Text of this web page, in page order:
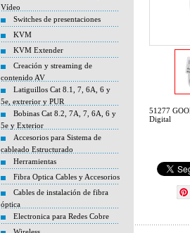
Vídeo
Switches de presentaciones
KVM
KVM Extender
Creación y streaming de
contenido AV
Latiguillos Cat 8.1, 7, 6A, 6 y
5e, extrerior y PUR
Bobinas Cat 8.2, 7A, 7, 6A, 6 y
5e y Exterior
Accesorios para Sistema de
cableado Estructurado
Herramientas
Fibra Optica Cables y Accesorios
Cables de instalación de fibra
óptica
Electronica para Redes Cobre
51277
Digital